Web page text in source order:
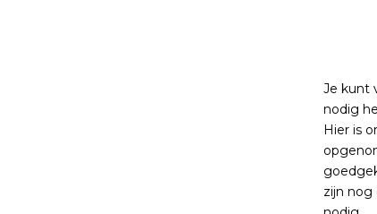
Je kunt
nodig
Hier is
zijn nog